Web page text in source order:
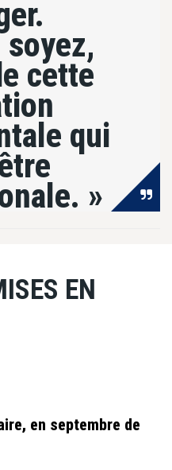
cette
qui
»
EN
en septembre de